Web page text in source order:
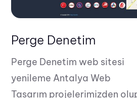
Perge Denetim
Perge Denetim web sitesi
yenileme Antalya Web
Tasarım projelerimizden